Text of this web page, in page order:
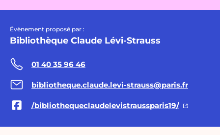
Évènement proposé par :
Bibliothèque Claude Lévi-Strauss
01 40 35 96 46
bibliotheque.claude.levi-strauss@paris.fr
/bibliothequeclaudelevistraussparis19/